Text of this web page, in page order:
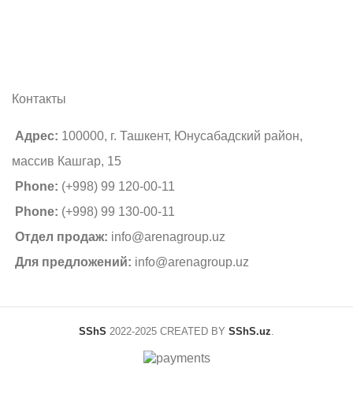
Контакты
Адрес: 100000, г. Ташкент, Юнусабадский район,
массив Кашгар, 15
Phone: (+998) 99 120-00-11
Phone: (+998) 99 130-00-11
Отдел продаж: info@arenagroup.uz
Для предложений: info@arenagroup.uz
SShS 2022-2025 CREATED BY SShS.uz